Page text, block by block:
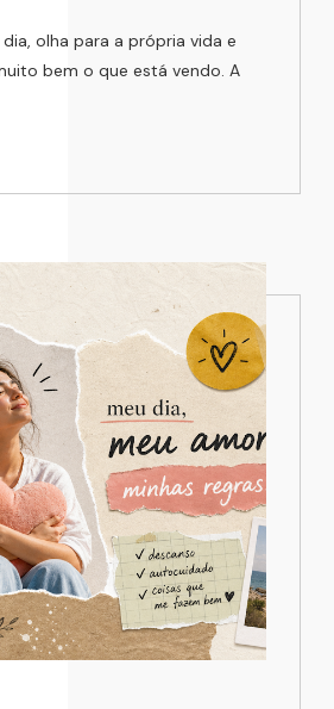
olha para a própria vida e
bem o que está vendo. A